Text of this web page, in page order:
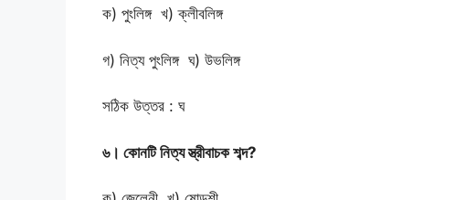
ক) পুংলিঙ্গ খ) ক্লীবলিঙ্গ
গ) নিত্য পুংলিঙ্গ ঘ) উভলিঙ্গ
সঠিক উত্তর : ঘ
৬। কোনটি নিত্য স্ত্রীবাচক শব্দ?